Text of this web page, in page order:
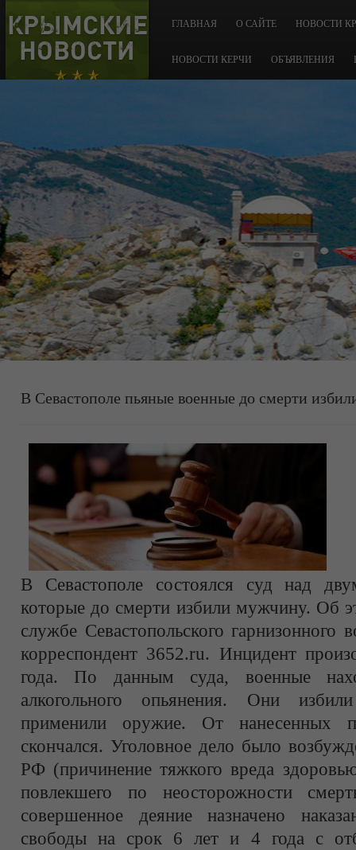
КРЫМСКИЕ
НОВОСТИ
ГЛАВНАЯ О САЙТЕ НОВОСТИ
НОВОСТИ КЕРЧИ ОБЪЯВЛЕНИЯ
В Севастополе пьяные военные до смерти
В Севастополе состоялся суд над
которые до смерти избили мужчину. Об
службе Севастопольского гарнизонного
корреспондент 3652.ru. Инцидент
года. По данным суда, военные
алкогольного опьянения. Они
применили оружие. От нанесенных
скончался. Уголовное дело было
РФ (причинение тяжкого вреда
повлекшего по неосторожности
совершенное деяние назначено
свободы на срок 6 лет и 4 года с